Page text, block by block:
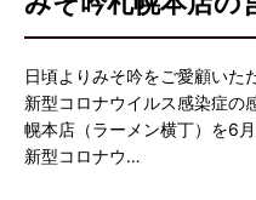
日頃よりみそ吟をご愛顧いた
新型コロナウイルス感染症の
幌本店（ラーメン横丁）を6
新型コロナウ…